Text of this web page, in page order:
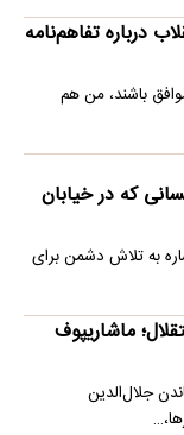
درباره تفاهم‌نامه
باشند، من هم
که در خیابان
به تلاش دشمن برای
ماشاریپوف
جلال‌الدین